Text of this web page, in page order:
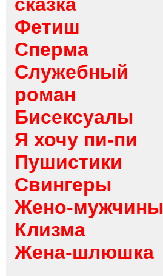
Фетиш
Сперма
Служебный
роман
Бисексуалы
Я хочу пи-пи
Пушистики
Свингеры
Жено-мужчины
Клизма
Жена-шлюшка